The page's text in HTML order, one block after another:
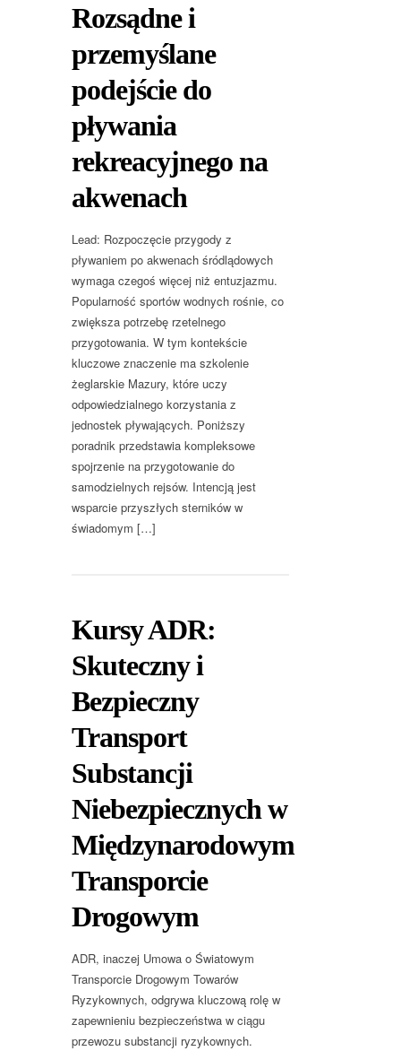
Rozsądne i
przemyślane
podejście do
pływania
rekreacyjnego na
akwenach
Lead: Rozpoczęcie przygody z
pływaniem po akwenach śródlądowych
wymaga czegoś więcej niż entuzjazmu.
Popularność sportów wodnych rośnie, co
zwiększa potrzebę rzetelnego
przygotowania. W tym kontekście
kluczowe znaczenie ma szkolenie
żeglarskie Mazury, które uczy
odpowiedzialnego korzystania z
jednostek pływających. Poniższy
poradnik przedstawia kompleksowe
spojrzenie na przygotowanie do
samodzielnych rejsów. Intencją jest
wsparcie przyszłych sterników w
świadomym […]
Kursy ADR:
Skuteczny i
Bezpieczny
Transport
Substancji
Niebezpiecznych w
Międzynarodowym
Transporcie
Drogowym
ADR, inaczej Umowa o Światowym
Transporcie Drogowym Towarów
Ryzykownych, odgrywa kluczową rolę w
zapewnieniu bezpieczeństwa w ciągu
przewozu substancji ryzykownych.